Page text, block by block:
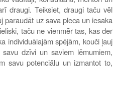
draugi. Teiksiet, draugi taču vēl
paraudāt uz sava pleca un iesaka
taču ne vienmēr tas, kas der
individuālajām spējām, kouči ļauj
dzīvi un saviem lēmumiem,
savu potenciālu un izmantot to,